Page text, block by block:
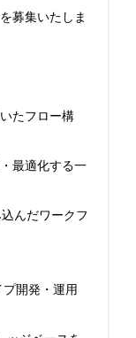
募集いたしま
たフロー構
最適化する一
んだワークフ
開発・運用